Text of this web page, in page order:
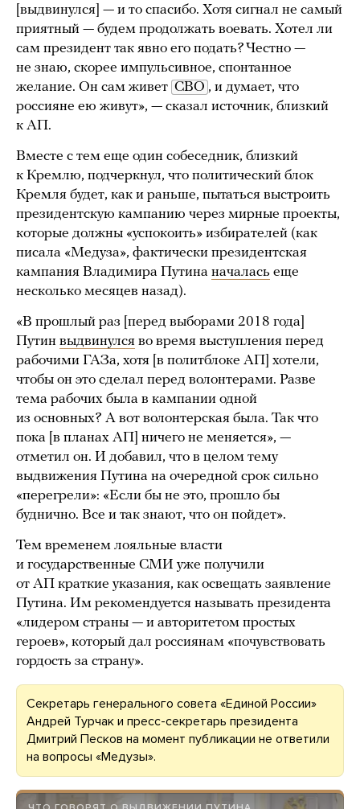
[выдвинулся] — и то спасибо. Хотя сигнал не самый
приятный — будем продолжать воевать. Хотел ли
сам президент так явно его подать? Честно —
не знаю, скорее импульсивное, спонтанное
желание. Он сам живет СВО , и думает, что
россияне ею живут», — сказал источник, близкий
к АП.
Вместе с тем еще один собеседник, близкий
к Кремлю, подчеркнул, что политический блок
Кремля будет, как и раньше, пытаться выстроить
президентскую кампанию через мирные проекты,
которые должны «успокоить» избирателей (как
писала «Медуза», фактически президентская
кампания Владимира Путина началась еще
несколько месяцев назад).
«В прошлый раз [перед выборами 2018 года]
Путин выдвинулся во время выступления перед
рабочими ГАЗа, хотя [в политблоке АП] хотели,
чтобы он это сделал перед волонтерами. Разве
тема рабочих была в кампании одной
из основных? А вот волонтерская была. Так что
пока [в планах АП] ничего не меняется», —
отметил он. И добавил, что в целом тему
выдвижения Путина на очередной срок сильно
«перегрели»: «Если бы не это, прошло бы
буднично. Все и так знают, что он пойдет».
Тем временем лояльные власти
и государственные СМИ уже получили
от АП краткие указания, как освещать заявление
Путина. Им рекомендуется называть президента
«лидером страны — и авторитетом простых
героев», который дал россиянам «почувствовать
гордость за страну».
Секретарь генерального совета «Единой России»
Андрей Турчак и пресс-секретарь президента
Дмитрий Песков на момент публикации не ответили
на вопросы «Медузы».